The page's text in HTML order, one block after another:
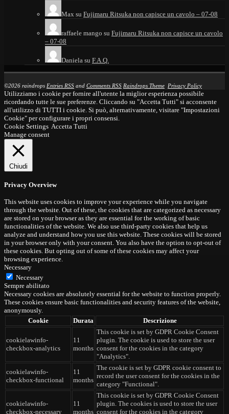
Max su Fujimaru Ritsuka non capisce un cavolo – 07-08
raffaele mango su Fujimaru Ritsuka non capisce un cavolo
– 07-08
Daniela su F.A.Q.
©2026 raindrops Entries RSS and Comments RSS Raindrops Theme Privacy Policy
Utilizziamo i cookie per fornire all'utente la miglior esperienza possibile
ricordando tutte le sue preferenze. Cliccando su "Accetta Tutti" si acconsente
all'utilizzo di TUTTI i cookie. Si può, alternativamente, visitare "Impostazioni
Cookie" per configurare i propri consensi.
Cookie Settings Accetta Tutti
Manage consent
Chiudi
Privacy Overview
This website uses cookies to improve your experience while you navigate
through the website. Out of these, the cookies that are categorized as necessary
are stored on your browser as they are essential for the working of basic
functionalities of the website. We also use third-party cookies that help us
analyze and understand how you use this website. These cookies will be stored
in your browser only with your consent. You also have the option to opt-out of
these cookies. But opting out of some of these cookies may affect your
browsing experience.
Necessary
Necessary
Sempre abilitato
Necessary cookies are absolutely essential for the website to function properly.
These cookies ensure basic functionalities and security features of the website,
anonymously.
Cookie
Durata Descrizione
cookielawinfo-
checkbox-analytics
11
months
This cookie is set by GDPR Cookie Consent
plugin. The cookie is used to store the user
consent for the cookies in the category
"Analytics".
cookielawinfo-
checkbox-functional
11
months
The cookie is set by GDPR cookie consent to
record the user consent for the cookies in the
category "Functional".
cookielawinfo-
checkbox-necessary
11
months
This cookie is set by GDPR Cookie Consent
plugin. The cookies is used to store the user
consent for the cookies in the category